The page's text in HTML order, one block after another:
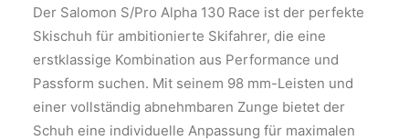
Der Salomon S/Pro Alpha 130 Race ist der perfekte
Skischuh für ambitionierte Skifahrer, die eine
erstklassige Kombination aus Performance und
Passform suchen. Mit seinem 98 mm-Leisten und
einer vollständig abnehmbaren Zunge bietet der
Schuh eine individuelle Anpassung für maximalen